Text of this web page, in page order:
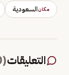
مكانالسعودية
التعليقات(